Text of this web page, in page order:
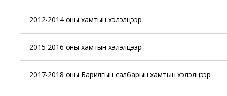
2012-2014 оны хамтын хэлэлцээр
2015-2016 оны хамтын хэлэлцээр
2017-2018 оны Барилгын салбарын хамтын хэлэлцээр